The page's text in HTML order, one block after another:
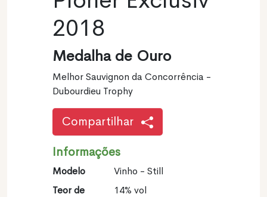
2018
Medalha de Ouro
Melhor Sauvignon da Concorrência -
Dubourdieu Trophy
Compartilhar
Informações
Modelo
Vinho - Still
Teor de
14% vol